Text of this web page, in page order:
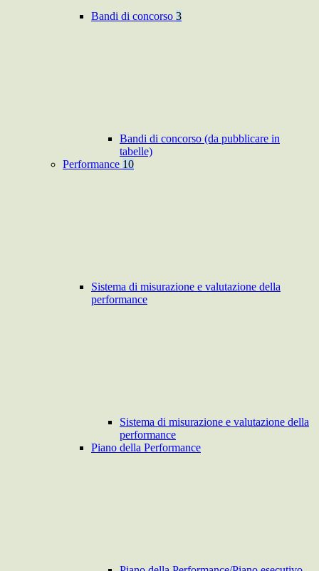
Bandi di concorso 3
Bandi di concorso (da pubblicare in
tabelle)
Performance 10
Sistema di misurazione e valutazione della
performance
Sistema di misurazione e valutazione della
performance
Piano della Performance